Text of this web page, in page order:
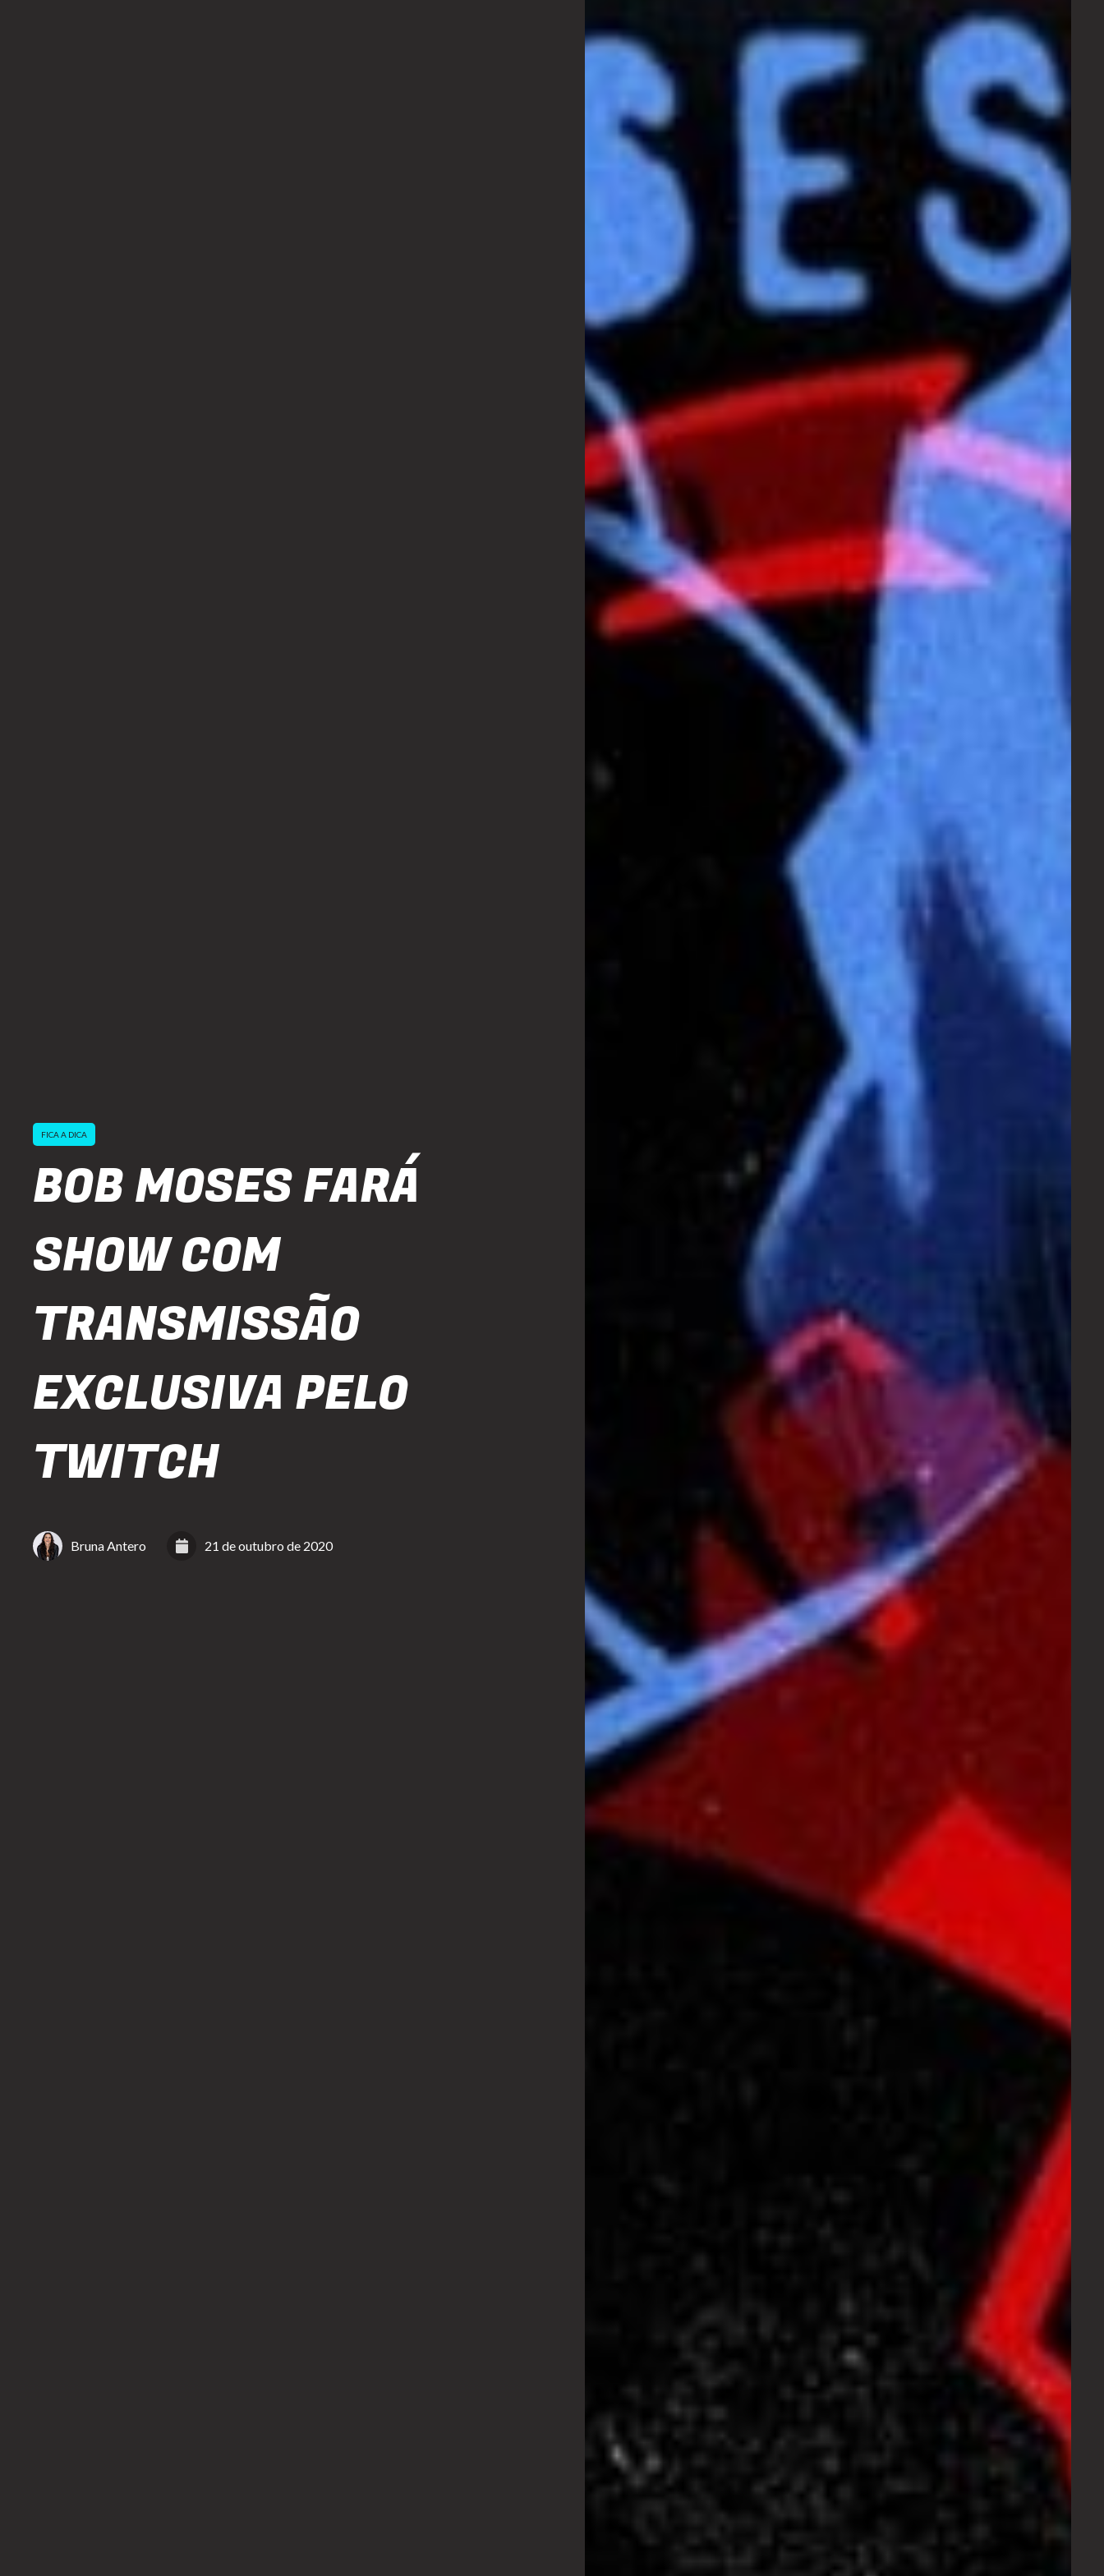
FICA A DICA
BOB MOSES FARÁ
SHOW COM
TRANSMISSÃO
EXCLUSIVA PELO
TWITCH
Bruna Antero 21 de outubro de 2020